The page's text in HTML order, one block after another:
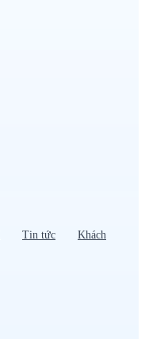
Tin tức
Khách